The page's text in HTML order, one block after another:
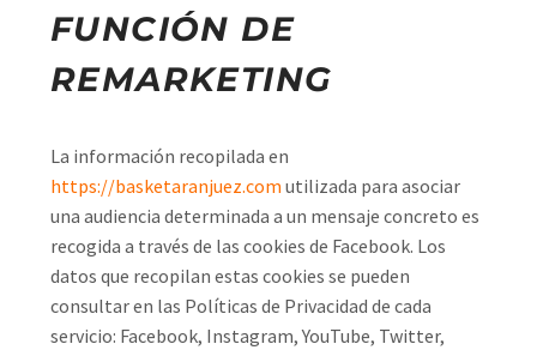
FUNCIÓN DE
REMARKETING
La información recopilada en
https://basketaranjuez.com utilizada para asociar
una audiencia determinada a un mensaje concreto es
recogida a través de las cookies de Facebook. Los
datos que recopilan estas cookies se pueden
consultar en las Políticas de Privacidad de cada
servicio: Facebook, Instagram, YouTube, Twitter,